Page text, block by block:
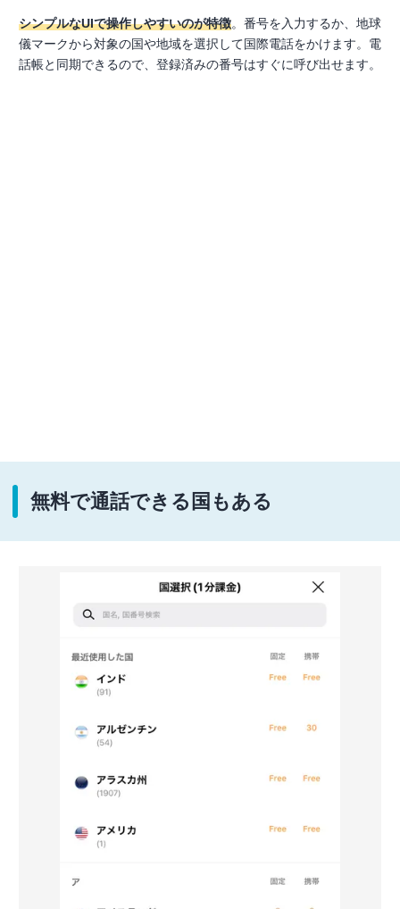
シンプルなUIで操作しやすいのが特徴。番号を入力するか、地球
儀マークから対象の国や地域を選択して国際電話をかけます。電
話帳と同期できるので、登録済みの番号はすぐに呼び出せます。
無料で通話できる国もある